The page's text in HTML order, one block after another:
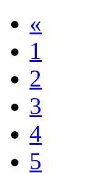
«
1
2
3
4
5